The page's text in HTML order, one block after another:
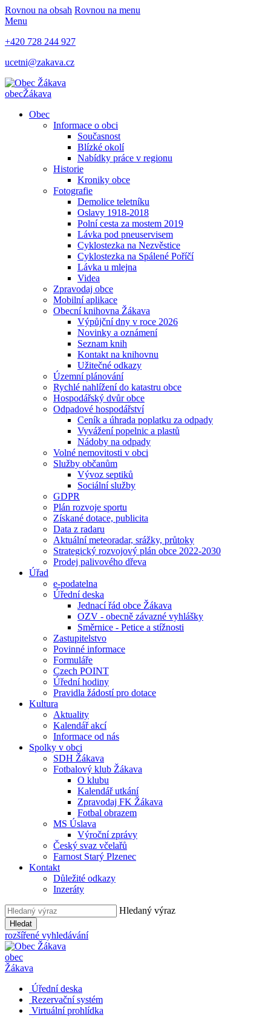
Rovnou na obsah Rovnou na menu
Menu
+420 728 244 927
ucetni@zakava.cz
obecŽákava
Obec
Informace o obci
Současnost
Blízké okolí
Nabídky práce v regionu
Historie
Kroniky obce
Fotografie
Demolice teletníku
Oslavy 1918-2018
Polní cesta za mostem 2019
Lávka pod pneuservisem
Cyklostezka na Nezvěstice
Cyklostezka na Spálené Poříčí
Lávka u mlejna
Videa
Zpravodaj obce
Mobilní aplikace
Obecní knihovna Žákava
Výpůjční dny v roce 2026
Novinky a oznámení
Seznam knih
Kontakt na knihovnu
Užitečné odkazy
Územní plánování
Rychlé nahlížení do katastru obce
Hospodářský dvůr obce
Odpadové hospodářství
Ceník a úhrada poplatku za odpady
Vyvážení popelnic a plastů
Nádoby na odpady
Volné nemovitosti v obci
Služby občanům
Vývoz septiků
Sociální služby
GDPR
Plán rozvoje sportu
Získané dotace, publicita
Data z radaru
Aktuální meteoradar, srážky, průtoky
Strategický rozvojový plán obce 2022-2030
Prodej palivového dřeva
Úřad
e-podatelna
Úřední deska
Jednací řád obce Žákava
OZV - obecně závazné vyhlášky
Směrnice - Petice a stížnosti
Zastupitelstvo
Povinné informace
Formuláře
Czech POINT
Úřední hodiny
Pravidla žádostí pro dotace
Kultura
Aktuality
Kalendář akcí
Informace od nás
Spolky v obci
SDH Žákava
Fotbalový klub Žákava
O klubu
Kalendář utkání
Zpravodaj FK Žákava
Fotbal obrazem
MS Úslava
Výroční zprávy
Český svaz včelařů
Farnost Starý Plzenec
Kontakt
Důležité odkazy
Inzeráty
Hledaný výraz
Hledat
rozšířené vyhledávání
obec
Žákava
Úřední deska
Rezervační systém
Virtuální prohlídka